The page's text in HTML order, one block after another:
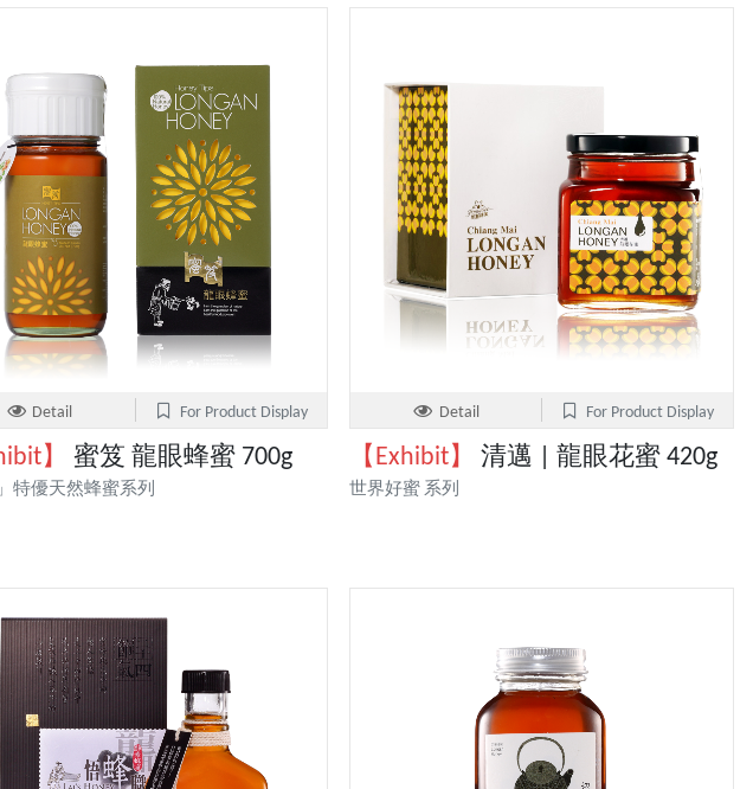
Detail For Product Display
】 蜜笈 龍眼蜂蜜 700g
」特優天然蜂蜜系列
Detail For Product Display
【Exhibit】 清邁 | 龍眼花蜜 420g
世界好蜜 系列